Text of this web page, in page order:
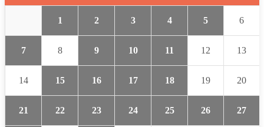
1 2 3 4 5 6
7 8 9 10 11 12 13
14 15 16 17 18 19 20
21 22 23 24 25 26 27